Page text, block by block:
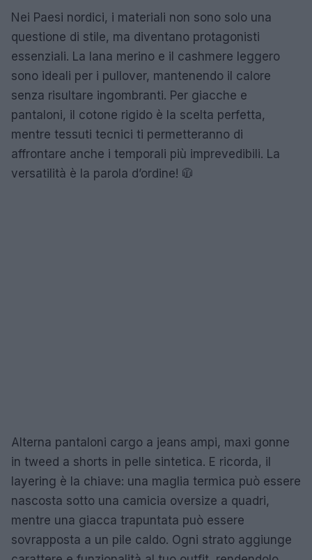
Nei Paesi nordici, i materiali non sono solo una
questione di stile, ma diventano protagonisti
essenziali. La lana merino e il cashmere leggero
sono ideali per i pullover, mantenendo il calore
senza risultare ingombranti. Per giacche e
pantaloni, il cotone rigido è la scelta perfetta,
mentre tessuti tecnici ti permetteranno di
affrontare anche i temporali più imprevedibili. La
versatilità è la parola d’ordine! 🧥
Alterna pantaloni cargo a jeans ampi, maxi gonne
in tweed a shorts in pelle sintetica. E ricorda, il
layering è la chiave: una maglia termica può essere
nascosta sotto una camicia oversize a quadri,
mentre una giacca trapuntata può essere
sovrapposta a un pile caldo. Ogni strato aggiunge